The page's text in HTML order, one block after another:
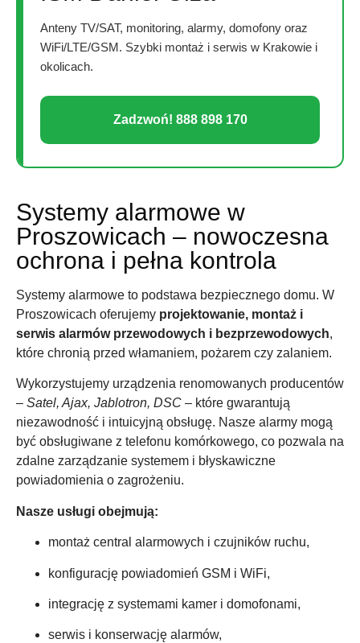
Anteny TV/SAT, monitoring, alarmy, domofony oraz
WiFi/LTE/GSM. Szybki montaż i serwis w Krakowie i
okolicach.
Zadzwoń! 888 898 170
Systemy alarmowe w
Proszowicach – nowoczesna
ochrona i pełna kontrola
Systemy alarmowe to podstawa bezpiecznego domu. W
Proszowicach oferujemy projektowanie, montaż i
serwis alarmów przewodowych i bezprzewodowych,
które chronią przed włamaniem, pożarem czy zalaniem.
Wykorzystujemy urządzenia renomowanych producentów
– Satel, Ajax, Jablotron, DSC – które gwarantują
niezawodność i intuicyjną obsługę. Nasze alarmy mogą
być obsługiwane z telefonu komórkowego, co pozwala na
zdalne zarządzanie systemem i błyskawiczne
powiadomienia o zagrożeniu.
Nasze usługi obejmują:
montaż central alarmowych i czujników ruchu,
konfigurację powiadomień GSM i WiFi,
integrację z systemami kamer i domofonami,
serwis i konserwację alarmów,